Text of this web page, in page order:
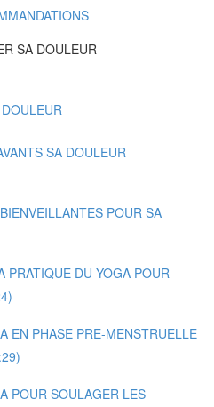
SA DOULEUR
SA DOULEUR
POUR SA
PRATIQUE DU YOGA POUR
EN PHASE PRE-MENSTRUELLE
POUR SOULAGER LES